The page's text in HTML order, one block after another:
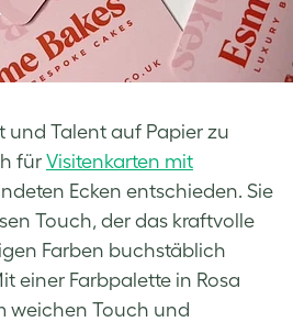
und Talent auf Papier zu
für Visitenkarten mit
Ecken entschieden. Sie
Touch, der das kraftvolle
Farben buchstäblich
einer Farbpalette in Rosa
weichen Touch und